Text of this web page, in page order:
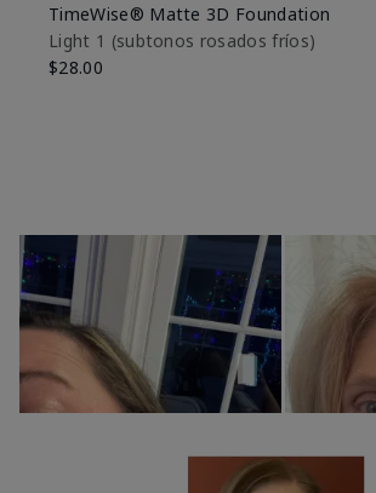
TimeWise® Matte 3D Foundation
Light 1​ (subtonos rosados fríos)
$28.00